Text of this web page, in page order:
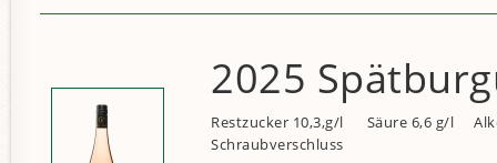
2025
Restzucker 10,3,g/l Säure 6,6 g/l
Schraubverschluss